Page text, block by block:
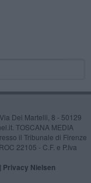
Dei Martelli, 8 - 50129
TOSCANA MEDIA
il Tribunale di Firenze
22105 - C.F. e P.Iva
Privacy Nielsen